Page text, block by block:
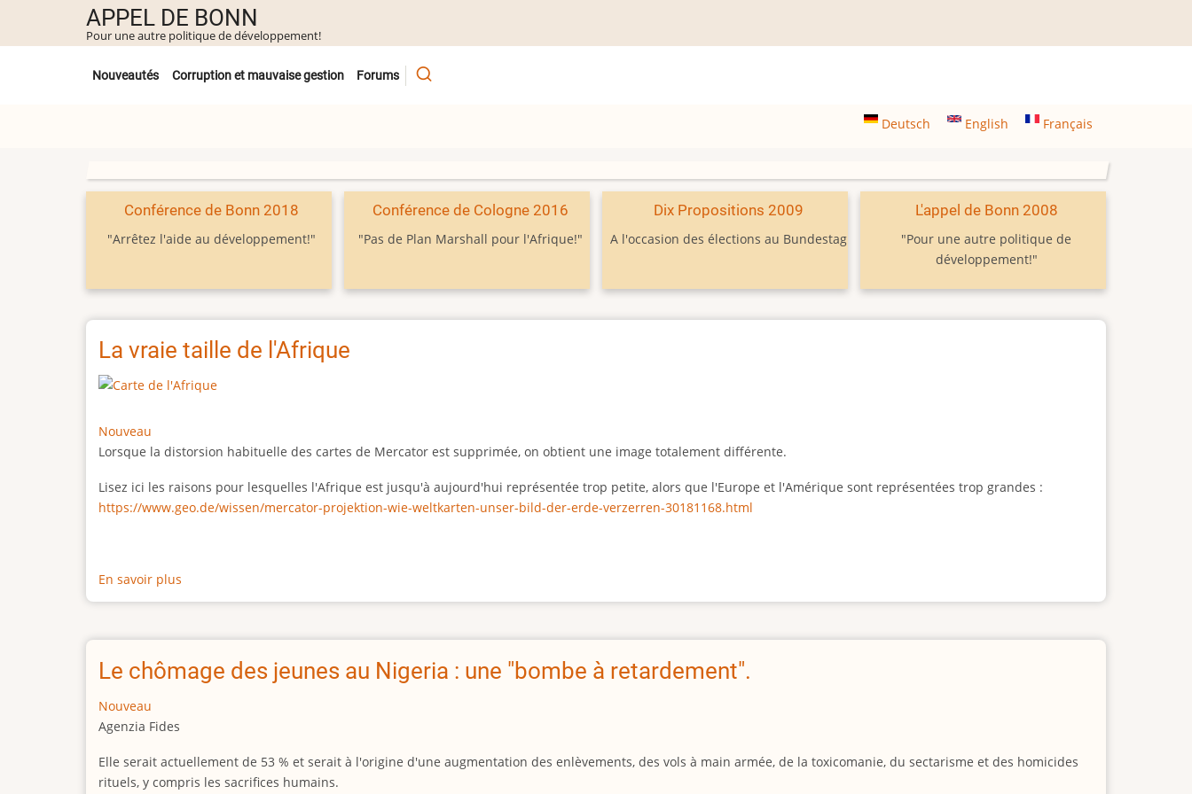
contenu
APPEL DE BONN
Pour une autre politique de développement!
Untermenü
Nouveautés Corruption et mauvaise gestion Forums
Deutsch English Français
Conférence de Bonn 2018
"Arrêtez l'aide au développement!"
Conférence de Cologne 2016
"Pas de Plan Marshall pour l'Afrique!"
Dix Propositions 2009
A l'occasion des élections au Bundestag
L'appel de Bonn 2008
"Pour une autre politique de
développement!"
La vraie taille de l'Afrique
Nouveau
Lorsque la distorsion habituelle des cartes de Mercator est supprimée, on obtient une image totalement différente.
Lisez ici les raisons pour lesquelles l'Afrique est jusqu'à aujourd'hui représentée trop petite, alors que l'Europe et l'Amérique sont représentées trop grandes :
https://www.geo.de/wissen/mercator-projektion-wie-weltkarten-unser-bild-der-erde-verzerren-30181168.html
En savoir plus
La
taille
l'Afrique
Le chômage des jeunes au Nigeria : une "bombe à retardement".
Nouveau
Agenzia Fides
Elle serait actuellement de 53 % et serait à l'origine d'une augmentation des enlèvements, des vols à main armée, de la toxicomanie, du sectarisme et des homicides
rituels, y compris les sacrifices humains.